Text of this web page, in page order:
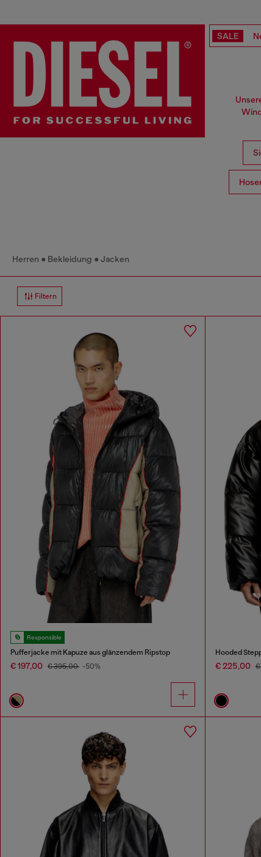
SALE
Herren Bekleidung Jacken
Filtern
Responsible
Pufferjacke mit Kapuze aus glänzendem Ripstop
€ 197,00 € 395,00 -50%
Hooded
€ 225,00